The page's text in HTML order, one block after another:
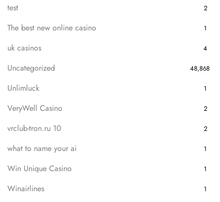
test 2
The best new online casino 1
uk casinos 4
Uncategorized 48,868
Unlimluck 1
VeryWell Casino 2
vrclub-tron.ru 10 2
what to name your ai 1
Win Unique Casino 1
Winairlines 1